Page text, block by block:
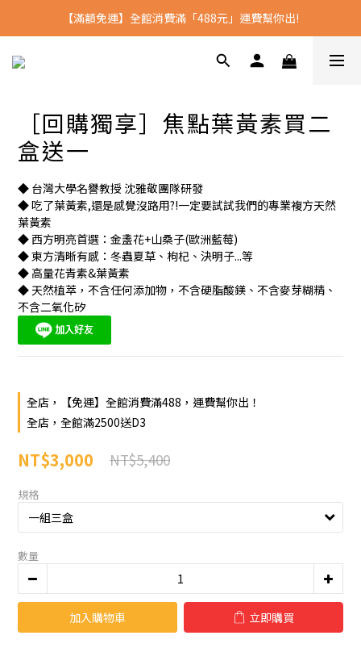
全館消費滿2500 送沈博士D3
【滿額免運】全館消費滿「488元」運費幫你出!
全館消費滿2500 送沈博士D3
［回購獨享］焦點葉黃素買二
盒送一
◆ 台灣大學名譽教授 沈雅敬團隊研發
◆ 吃了葉黃素,還是感覺沒路用?!一定要試試我們的專業複方天然
葉黃素
◆ 西方明亮首選：金盞花+山桑子(歐洲藍莓)
◆ 東方清晰有感：冬蟲夏草、枸杞、決明子...等
◆ 高量花青素&葉黃素
◆ 天然植萃，不含任何添加物，不含硬脂酸鎂、不含麥芽糊精、
不含二氧化矽
全店，【免運】全館消費滿488，運費幫你出！
全店，全館滿2500送D3
NT$3,000 NT$5,400
規格
數量
加入購物車 立即購買